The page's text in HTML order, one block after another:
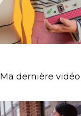
Ma dernière vidéo